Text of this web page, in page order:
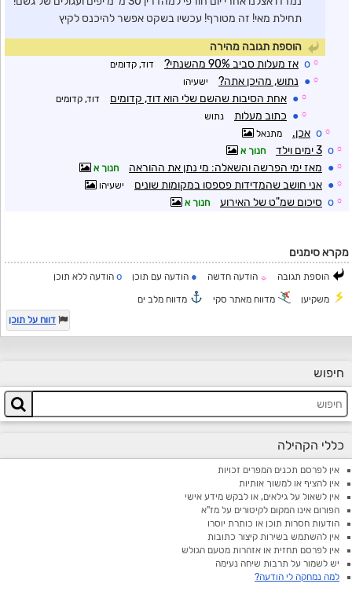
תחילת מאי! זה מטורף! עכשיו בשקט אפשר להיכנס לקיץ
הוספת תגובה מהירה
☼
o אז מעלות סביב 90% מהשנתי? דוד, קדומים
☼
● נתוש, מהיכן אתה? ישעיהו
☼
● אחת הסיבות שהשם שלי הוא דוד, קדומים דוד, קדומים
☼
● כתוב מעלות נתוש
☼
o אכן. מתנאל
☼
o 3 ימים וילד חנוך א
☼
● מאז ימי הפרשה והשאלה: מי נתן את ההוראה חנוך א
☼
● אני חושב שהמדידות פספסו במקומות שונים ישעיהו
☼
o סיכום שמ"ט של האירוע חנוך א
מקרא סימנים
הוספת תגובה ☼ הודעה חדשה ● הודעה עם תוכן o הודעה ללא תוכן
משקיען מדווח מאתר סקי
מדווח מלב ים
דווח על תוכן
חיפוש
כללי הקהילה
אין לפרסם תכנים המפרים זכויות
אין להציף או למשוך אותיות
אין לשאול על גילאים, או לבקש מידע אישי
הפורום אינו המקום לקיטורים על מז"א
הודעות חסרות תוכן או כותרת יוסרו
אין להשתמש בשירות קיצור כתובות
אין לפרסם תחזית או אזהרות מטעם הגולש
יש לשמור על תרבות שיחה נעימה
למה נמחקה לי הודעה?